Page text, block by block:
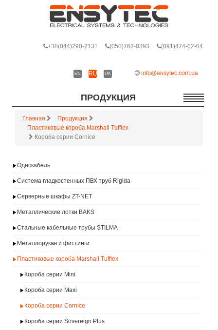
(091)474-02-04
(050)762-0393
+38(044)290-2131
info@ensytec.com.ua
UK
RU
EN
ПРОДУКЦИЯ
Главная
Продукция
Пластиковые короба Marshall Tufflex
Короба серии Cornice
Одескабель
Система гладкостенных ПВХ труб Rigida
Серверные шкафы ZT-NET
Металлические лотки BAKS
Стальные кабельные трубы STILMA
Металлорукав и фиттинги
Пластиковые короба Marshall Tufflex
Короба серии Mini
Короба серии Maxi
Короба серии Cornice
Короба серии Sovereign Plus